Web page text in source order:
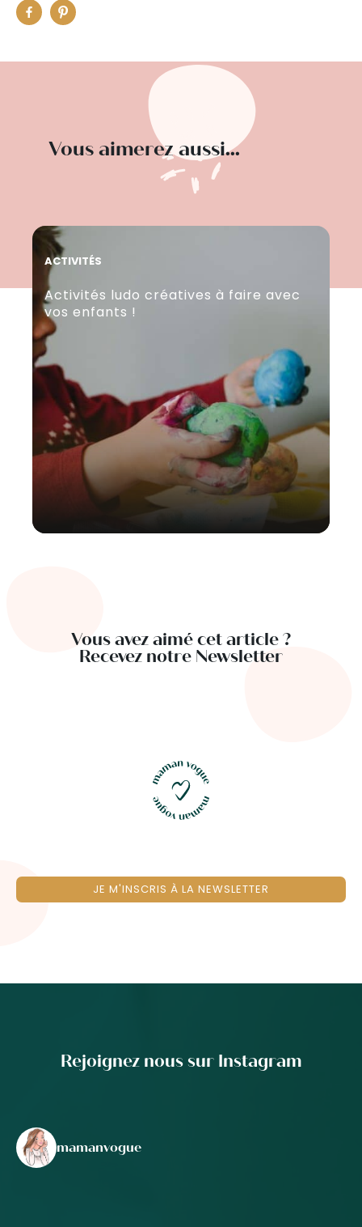
Vous aimerez aussi...
ACTIVITÉS
Activités ludo créatives à faire avec
vos enfants !
Vous avez aimé cet article ?
Recevez notre Newsletter
JE M'INSCRIS À LA NEWSLETTER
Rejoignez nous sur Instagram
mamanvogue